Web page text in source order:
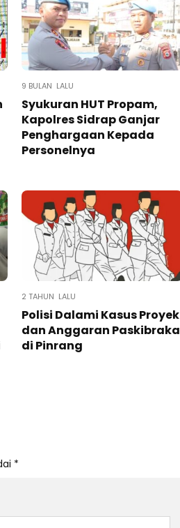
9 BULAN LALU
Syukuran HUT Propam,
Kapolres Sidrap Ganjar
Penghargaan Kepada
Personelnya
2 TAHUN LALU
Polisi Dalami Kasus Proyek
dan Anggaran Paskibraka
di Pinrang
*